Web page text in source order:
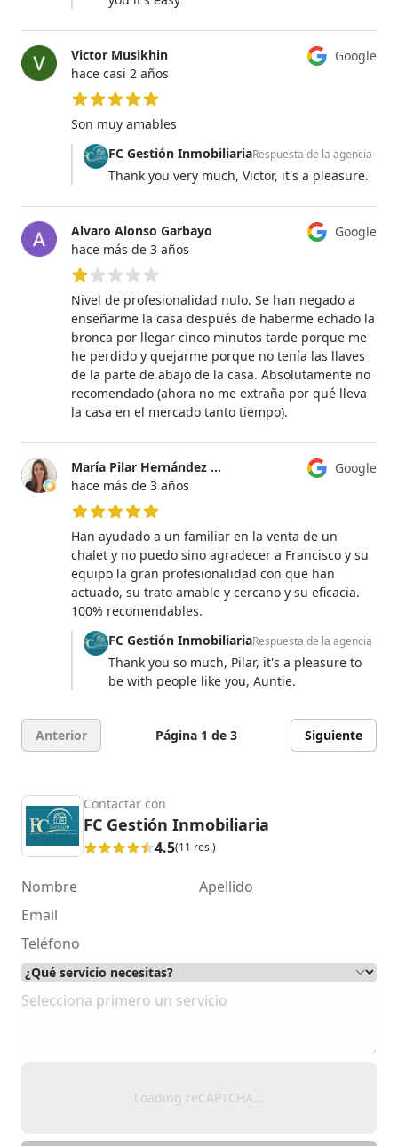
Google
Victor Musikhin
hace casi 2 años
5 de 5 estrellas
Son muy amables
FC Gestión InmobiliariaRespuesta de la agencia
Thank you very much, Victor, it's a pleasure.
Google
Alvaro Alonso Garbayo
hace más de 3 años
1 de 5 estrellas
Nivel de profesionalidad nulo. Se han negado a
enseñarme la casa después de haberme echado la
bronca por llegar cinco minutos tarde porque me
he perdido y quejarme porque no tenía las llaves
de la parte de abajo de la casa. Absolutamente no
recomendado (ahora no me extraña por qué lleva
la casa en el mercado tanto tiempo).
Google
María Pilar Hernández Vázquez
hace más de 3 años
5 de 5 estrellas
Han ayudado a un familiar en la venta de un
chalet y no puedo sino agradecer a Francisco y su
equipo la gran profesionalidad con que han
actuado, su trato amable y cercano y su eficacia.
100% recomendables.
FC Gestión InmobiliariaRespuesta de la agencia
Thank you so much, Pilar, it's a pleasure to
be with people like you, Auntie.
Anterior Página 1 de 3 Siguiente
Contactar con
FC Gestión Inmobiliaria
4.5(11 res.)
Loading reCAPTCHA...